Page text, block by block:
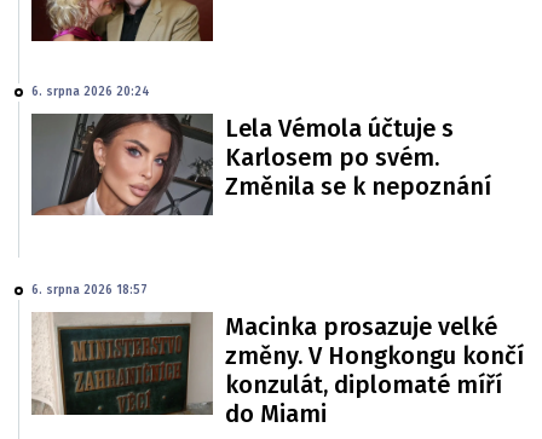
6. srpna 2026 20:24
Lela Vémola účtuje s
Karlosem po svém.
Změnila se k nepoznání
6. srpna 2026 18:57
Macinka prosazuje velké
změny. V Hongkongu končí
konzulát, diplomaté míří
do Miami